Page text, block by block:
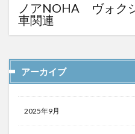
ノアNOHA ヴォク
車関連
アーカイブ
2025年9月